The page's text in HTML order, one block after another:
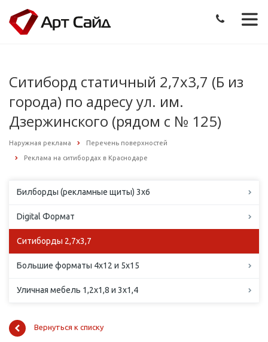
Ситиборд статичный 2,7х3,7 (Б из
города) по адресу ул. им.
Дзержинского (рядом с № 125)
Наружная реклама Перечень поверхностей
Реклама на ситибордах в Краснодаре
Билборды (рекламные щиты) 3х6
Digital Формат
Ситиборды 2,7х3,7
Большие форматы 4х12 и 5х15
Уличная мебель 1,2х1,8 и 3х1,4
Вернуться к списку